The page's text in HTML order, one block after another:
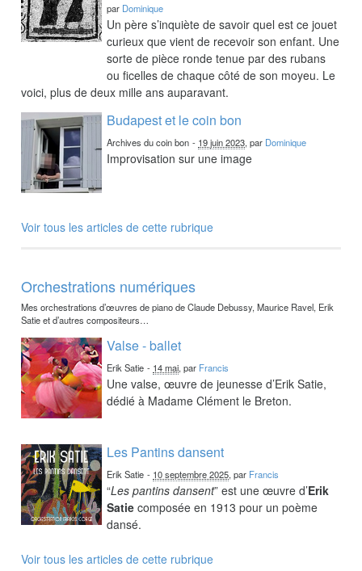
par Dominique
Un père s’inquiète de savoir quel est ce jouet
curieux que vient de recevoir son enfant. Une
sorte de pièce ronde tenue par des rubans
ou ficelles de chaque côté de son moyeu. Le
voici, plus de deux mille ans auparavant.
Budapest et le coin bon
Archives du coin bon - 19 juin 2023, par Dominique
Improvisation sur une image
Voir tous les articles de cette rubrique
Orchestrations numériques
Mes orchestrations d’œuvres de piano de Claude Debussy, Maurice Ravel, Erik
Satie et d’autres compositeurs…
Valse - ballet
Erik Satie - 14 mai, par Francis
Une valse, œuvre de jeunesse d’Erik Satie,
dédié à Madame Clément le Breton.
Les Pantins dansent
Erik Satie - 10 septembre 2025, par Francis
“Les pantins dansent” est une œuvre d’Erik
Satie composée en 1913 pour un poème
dansé.
Voir tous les articles de cette rubrique